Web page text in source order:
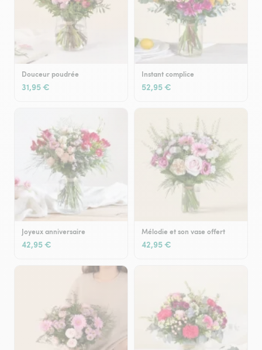
Douceur poudrée
31,95 €
Instant complice
52,95 €
Joyeux anniversaire
42,95 €
Mélodie et son vase offert
42,95 €